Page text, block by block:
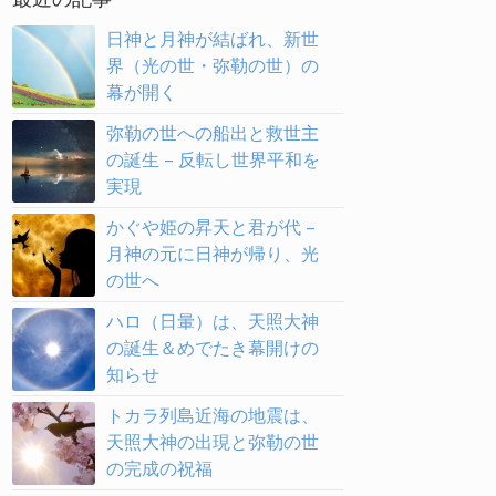
日神と月神が結ばれ、新世
界（光の世・弥勒の世）の
幕が開く
弥勒の世への船出と救世主
の誕生 – 反転し世界平和を
実現
かぐや姫の昇天と君が代 –
月神の元に日神が帰り、光
の世へ
ハロ（日暈）は、天照大神
の誕生＆めでたき幕開けの
知らせ
トカラ列島近海の地震は、
天照大神の出現と弥勒の世
の完成の祝福